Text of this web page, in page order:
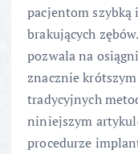
pacjentom szybką
brakujących
pozwala na
znacznie
tradycyjnych
niniejszym
procedurze